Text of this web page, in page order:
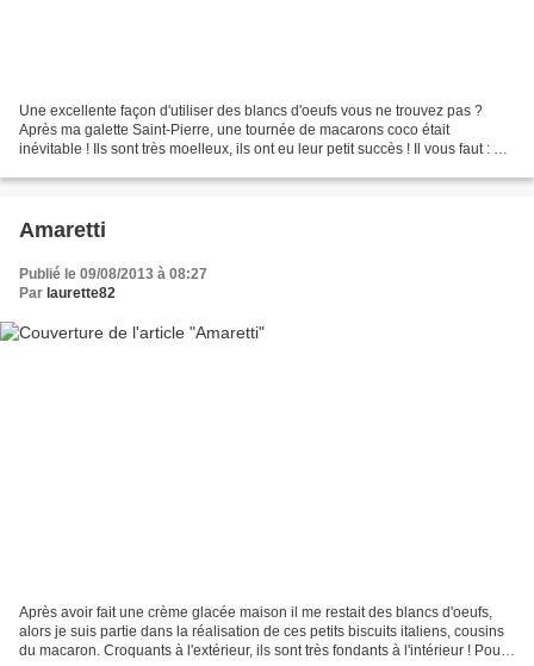
Une excellente façon d'utiliser des blancs d'oeufs vous ne trouvez pas ?
Après ma galette Saint-Pierre, une tournée de macarons coco était
inévitable ! Ils sont très moelleux, ils ont eu leur petit succès ! Il vous faut : 6
Amaretti
Publié le 09/08/2013 à 08:27
Par laurette82
Après avoir fait une crème glacée maison il me restait des blancs d'oeufs,
alors je suis partie dans la réalisation de ces petits biscuits italiens, cousins
du macaron. Croquants à l'extérieur, ils sont très fondants à l'intérieur ! Pour